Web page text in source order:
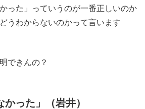
った」っていうのが一番正しいのか
うわからないのかって言います
できんの？
かった」（岩井）